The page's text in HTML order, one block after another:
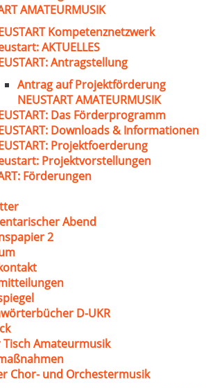
AMATEURMUSIK
Kompetenznetzwerk
AKTUELLES
Antragstellung
Antrag auf Projektförderung
NEUSTART AMATEURMUSIK
Das Förderprogramm
Downloads & Informationen
Projektfoerderung
Projektvorstellungen
Förderungen
Abend
2
D-UKR
Tisch Amateurmusik
Chor- und Orchestermusik